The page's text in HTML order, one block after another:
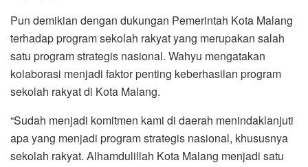
Pun demikian dengan dukungan Pemerintah Kota Malang
terhadap program sekolah rakyat yang merupakan salah
satu program strategis nasional. Wahyu mengatakan
kolaborasi menjadi faktor penting keberhasilan program
sekolah rakyat di Kota Malang.
“Sudah menjadi komitmen kami di daerah menindaklanjuti
apa yang menjadi program strategis nasional, khususnya
sekolah rakyat. Alhamdulillah Kota Malang menjadi satu